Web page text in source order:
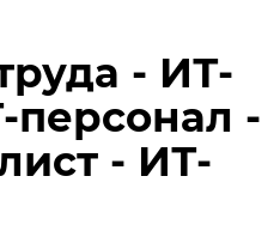
- ИТ-
-
- ИТ-